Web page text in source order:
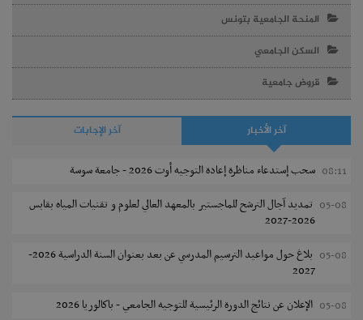
المنحة الجامعية بتونس
السكن الجامعي
قروض جامعية
آخر الأخبار آخر الإجابات
08:11 سحب إستدعاء مناظرة إعادة التوجيه أوت 2026 - جامعة سوسة
05-08 تمديد آجال الترشح للماجستير بالمعهد العالي لعلوم و تقنيات المياه بقابس
2026-2027
05-08
بلاغ حول مواعيد الترسيم المدرسي عن بعد بعنوان السنة الدراسية 2026-
2027
05-08 الإعلان عن نتائج الدورة الرئيسية للتوجيه الجامعي - باكالوريا 2026